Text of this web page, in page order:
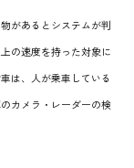
があるとシステムが判
の速度を持った対象に
は、人が乗車している
メラ・レーダーの検